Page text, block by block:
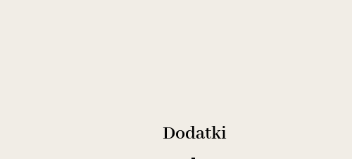
Dodatki